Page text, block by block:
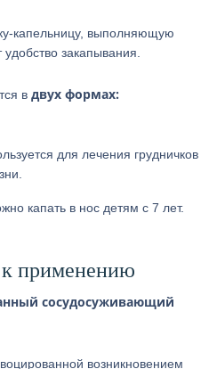
капельницу, выполняющую
закапывания.
вдвух формах:
для лечения грудничков
капать в нос детям с 7 лет.
применению
сосудосуживающий
возникновением